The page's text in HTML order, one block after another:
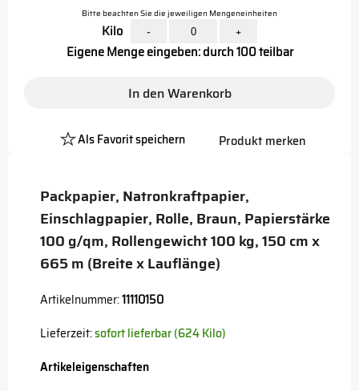
Packpapier, Natronkraftpapier,
Einschlagpapier, Rolle, Braun, Papierstärke
100 g/qm, Rollengewicht 100 kg, 150 cm x
665 m (Breite x Lauflänge)
Artikelnummer:11110150
Lieferzeit:sofort lieferbar (624 Kilo)
Artikeleigenschaften
Bitte beachten Sie die jeweiligen Mengeneinheiten
Kilo - +
Eigene Menge eingeben: durch 100 teilbar
In den Warenkorb
Als Favorit speichern
Platzhalter
Produkt merken